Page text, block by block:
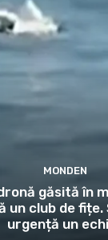
MONDEN
găsită în
un club de fițe.
urgență un